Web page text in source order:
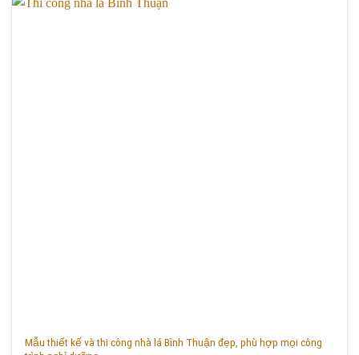
Mẫu thiết kế và thi công nhà lá Bình Thuận đẹp, phù hợp mọi công